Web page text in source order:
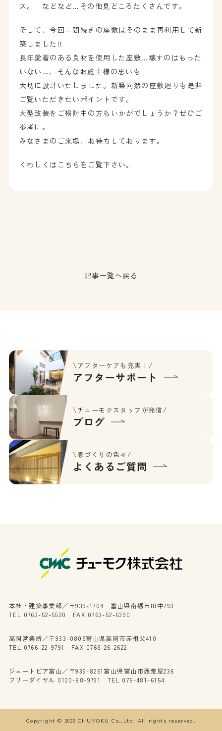
ス。 などなど…その他見どころたくさんです。
そして、今回二間続きの座敷はそのまま再利用して新
築しました!!
長年愛着のある良材を使用した座敷…壊すのはもった
いない…、そんなお施主様の思いも
大切に設計いたしました。新築同然の座敷廻りも是非
ご覧いただきたいポイントです。
大型改装をご検討中の方もいかがでしょうか？ぜひご
参考に。
みなさまのご来場、お待ちしております。
くわしくはこちらをご覧下さい。
記事一覧へ戻る
\アフターケアも充実！/
アフターサポート
\チューモクスタッフが発信/
ブログ
\家づくりの色々/
よくあるご質問
本社・建築事業部／〒939-1704 富山県南砺市田中793
TEL 0763-52-5520 FAX 0763-52-6390
高岡営業所／〒933-0806富山県高岡市赤祖父410
TEL 0766-22-9791 FAX 0766-26-2622
ジュートピア富山／〒939-8251富山県富山市西荒屋236
フリーダイヤル 0120-88-9791 TEL 076-481-6154
Copyright © 2022 CHUMOKU Co.,Ltd. All rights reserved.